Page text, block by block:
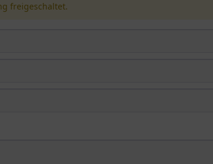
freigeschaltet.